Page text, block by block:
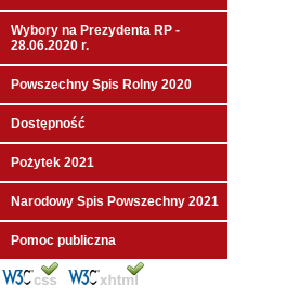
Wybory na Prezydenta RP -
28.06.2020 r.
Powszechny Spis Rolny 2020
Dostępność
Pożytek 2021
Narodowy Spis Powszechny 2021
Pomoc publiczna